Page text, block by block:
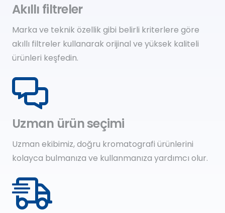
Akıllı filtreler
Marka ve teknik özellik gibi belirli kriterlere göre
akıllı filtreler kullanarak orijinal ve yüksek kaliteli
ürünleri keşfedin.
Uzman ürün seçimi
Uzman ekibimiz, doğru kromatografi ürünlerini
kolayca bulmanıza ve kullanmanıza yardımcı olur.